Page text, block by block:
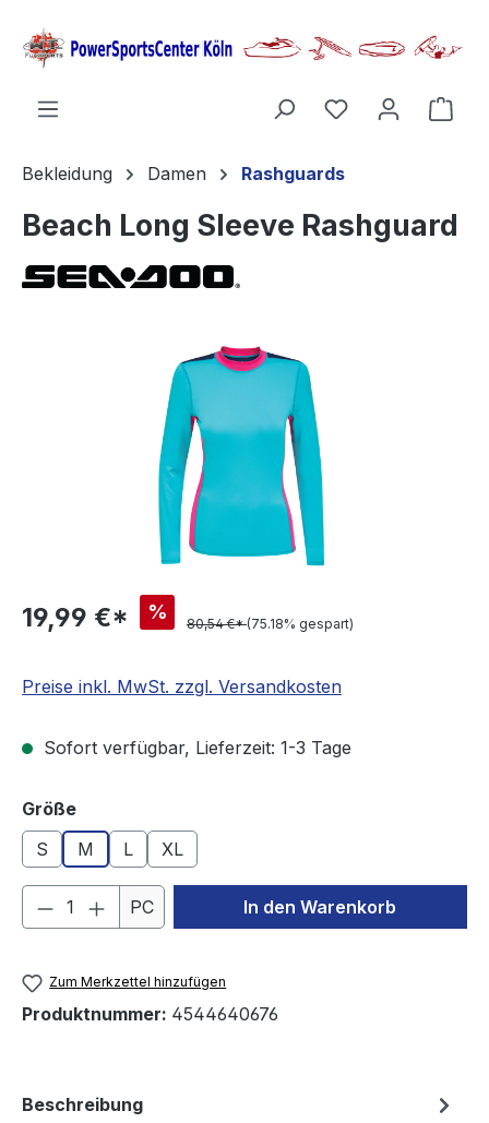
springen
Bekleidung Damen Rashguards
Beach Long Sleeve Rashguard
Bildergalerie überspringen
19,99 €* %
80,54 €*(75.18% gespart)
Preise inkl. MwSt. zzgl. Versandkosten
Sofort verfügbar, Lieferzeit: 1-3 Tage
Größeauswählen
S
M L XL
Produkt Anzahl: Gib den
PC In den Warenkorb
Zum Merkzettel hinzufügen
Produktnummer: 4544640676
Beschreibung